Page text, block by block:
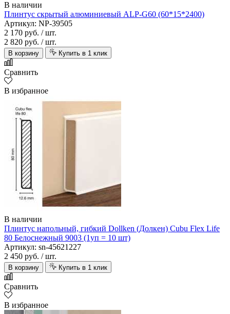
В наличии
Плинтус скрытый алюминиевый ALP-G60 (60*15*2400)
Артикул: NP-39505
2 170 руб. / шт.
2 820 руб. / шт.
В корзину Купить в 1 клик
Сравнить
В избранное
В наличии
Плинтус напольный, гибкий Dollken (Долкен) Cubu Flex Life
80 Белоснежный 9003 (1уп = 10 шт)
Артикул: sn-45621227
2 450 руб. / шт.
В корзину Купить в 1 клик
Сравнить
В избранное